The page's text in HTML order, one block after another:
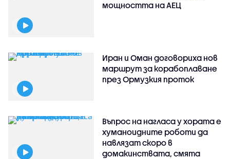
мощността на АЕЦ
Иран и Оман договориха нов
маршрут за корабоплаване
през Ормузкия проток
Въпрос на нагласа у хората е
хуманоидните роботи да
навлязат скоро в
домакинствата, смята